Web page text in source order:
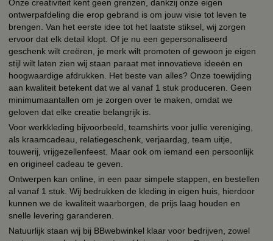
Onze creativiteit kent geen grenzen, dankzij onze eigen
ontwerpafdeling die erop gebrand is om jouw visie tot leven te
brengen. Van het eerste idee tot het laatste stiksel, wij zorgen
ervoor dat elk detail klopt. Of je nu een gepersonaliseerd
geschenk wilt creëren, je merk wilt promoten of gewoon je eigen
stijl wilt laten zien wij staan paraat met innovatieve ideeën en
hoogwaardige afdrukken. Het beste van alles? Onze toewijding
aan kwaliteit betekent dat we al vanaf 1 stuk produceren. Geen
minimumaantallen om je zorgen over te maken, omdat we
geloven dat elke creatie belangrijk is.
Voor werkkleding bijvoorbeeld, teamshirts voor jullie vereniging,
als kraamcadeau, relatiegeschenk, verjaardag, team uitje,
touwerij, vrijgezellenfeest. Maar ook om iemand een persoonlijk
en origineel cadeau te geven.
Ontwerpen kan online, in een paar simpele stappen, en bestellen
al vanaf 1 stuk. Wij bedrukken de kleding in eigen huis, hierdoor
kunnen we de kwaliteit waarborgen, de prijs laag houden en
snelle levering garanderen.
Natuurlijk staan wij bij BBwebwinkel klaar voor bedrijven, zowel